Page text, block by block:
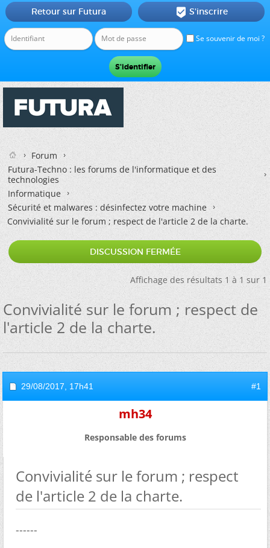
Se souvenir de moi ?
Retour sur Futura  S'inscrire
Forum
Futura-Techno : les forums de l'informatique et des
technologies
Informatique
Sécurité et malwares : désinfectez votre machine
Convivialité sur le forum ; respect de l'article 2 de la charte.
DISCUSSION FERMÉE
Affichage des résultats 1 à 1 sur 1
Convivialité sur le forum ; respect de
l'article 2 de la charte.
29/08/2017, 17h41 #1
mh34
Responsable des forums
Convivialité sur le forum ; respect
de l'article 2 de la charte.
------